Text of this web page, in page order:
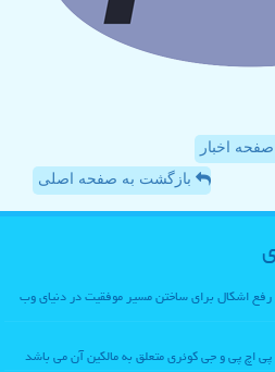
صفحه اخبار
بازگشت به صفحه اصلی
اشکال برای ساختن مسیر موفقیت در دنیای وب